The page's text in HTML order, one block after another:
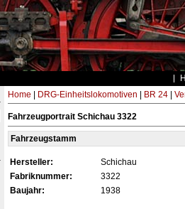
Home DRG-Einheitslokomotiven BR 24|
Fahrzeugportrait Schichau 3322
Fahrzeugstamm
Hersteller:
Schichau
Fabriknummer:
3322
Baujahr:
1938